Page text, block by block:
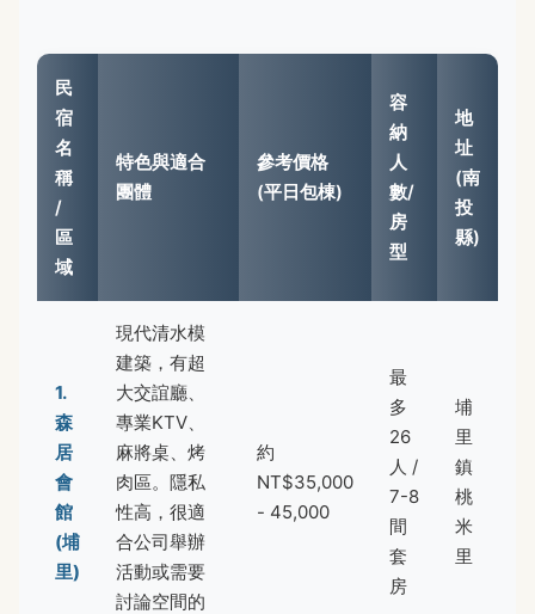
民
宿
名
稱
/
區
域
特色與適合
團體
參考價格
(平日包棟)
容
納
人
數/
房
型
地
址
(南
投
縣)
1.
森
居
會
館
(埔
里)
現代清水模
建築，有超
大交誼廳、
專業KTV、
麻將桌、烤
肉區。隱私
性高，很適
合公司舉辦
活動或需要
討論空間的
約
NT$35,000
- 45,000
最
多
26
人 /
7-8
間
套
房
埔
里
鎮
桃
米
里